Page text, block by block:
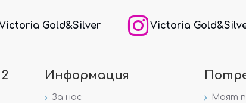
Gold&Silver Victoria
Информация
За нас Моят